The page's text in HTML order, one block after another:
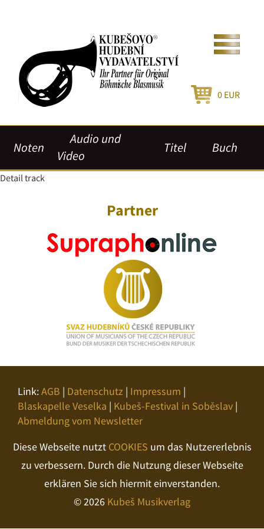
0 EUR
Noten
Audio und
Video
Titel Buch
Detail track
Partner
Link:AGB | Datenschutz | Impressum |
Blaskapelle Veselka | Kubeš-Festival in Soběslav |
Abmeldung vom Newsletter
Diese Webseite nutzt COOKIES um das Nutzererlebnis
zu verbessern. Durch die Nutzung dieser Webseite
erklären Sie sich hiermit einverstanden.
© 2026 Kubeš Musikverlag